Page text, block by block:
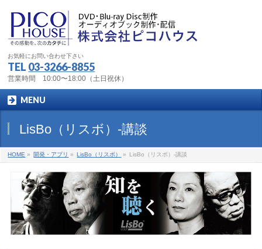
お気軽にお問い合わせ下さい
TEL 03-3266-8855
営業時間 10:00〜18:00（土日祝休）
MENU
LisBo（リスボ）-講談
HOME » 開発・アプリ » LisBo（リスボ） » LisBo（リスボ）-講談